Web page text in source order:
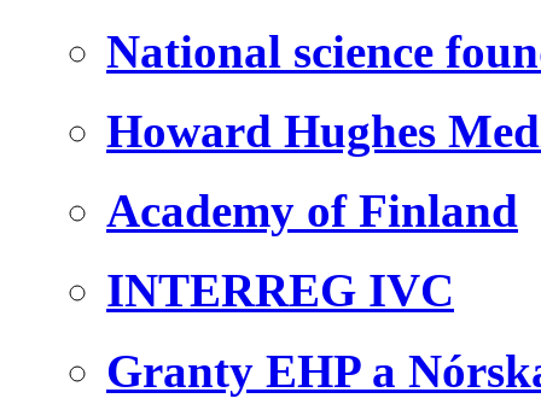
National science
Howard Hughes
Academy of Finland
INTERREG IVC
Granty EHP a